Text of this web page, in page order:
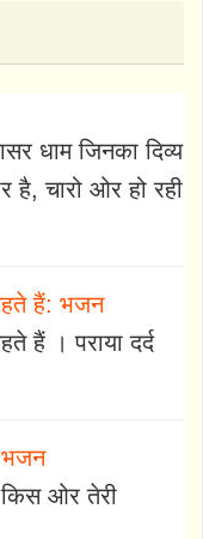
धाम जिनका दिव्य
चारो ओर हो रही
हैं: भजन
हैं । पराया दर्द
भजन
किस ओर तेरी